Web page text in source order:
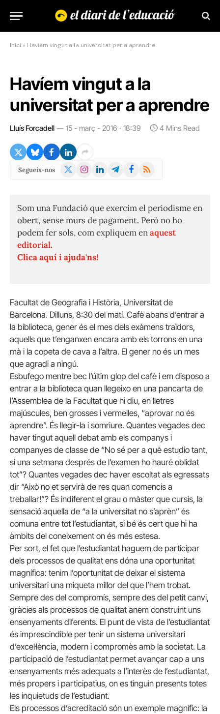
Inici » Havíem vingut a la universitat per a aprendre
Havíem vingut a la
universitat per a aprendre
Lluís Forcadell 15 - març - 2016 · 18:39 4 Mins Read
Segueix-nos
X
Instagram
LinkedInTelegramFacebook
RSS
Som una Fundació que exercim el periodisme en
obert, sense murs de pagament. Però no ho
podem fer sols, com expliquem enaquest
editorial.
Clica aquí i ajuda'ns!
Facultat de Geografia i Història, Universitat de
Barcelona. Dilluns, 8:30 del matí. Cafè abans d’entrar a
la biblioteca, gener és el mes dels exàmens traïdors,
aquells que t’enganxen encara amb els torrons en una
mà i la copeta de cava a l’altra. El gener no és un mes
que agradi a ningú.
Esbufego mentre bec l’últim glop del cafè i em disposo a
entrar a la biblioteca quan llegeixo en una pancarta de
l’Assemblea de la Facultat que hi diu, en lletres
majúscules, ben grosses i vermelles, “aprovar no és
aprendre”. És llegir-la i somriure. Quantes vegades dec
haver tingut aquell debat amb els companys i
companyes de classe de “No sé per a què estudio tant,
si una setmana després de l’examen ho hauré oblidat
tot”? Quantes vegades dec haver escoltat als egressats
dir “Això no et servirà de res quan comencis a
treballar!”? És indiferent el grau o màster que cursis, la
sensació aquella de “a la universitat no s’aprèn” és
comuna entre tot l’estudiantat, si bé és cert que hi ha
àmbits del coneixement on és més estesa.
Per sort, el fet que l’estudiantat haguem de participar
dels processos de qualitat ens dóna una oportunitat
magnífica: tenim l’oportunitat de deixar el sistema
universitari una miqueta millor del que l’hem trobat.
Sempre des del compromís, sempre des del petit canvi,
gràcies als processos de qualitat anem construint uns
ensenyaments diferents. El punt de vista de l’estudiantat
és imprescindible per tenir un sistema universitari
d’excel·lència, modern i compromès amb la societat. La
participació de l’estudiantat permet avançar cap a uns
ensenyaments més adequats a l’interès de l’estudiantat,
més propers i participatius, on es tinguin presents totes
les inquietuds de l’estudiant.
Els processos d’acreditació són un exemple magnífic: la